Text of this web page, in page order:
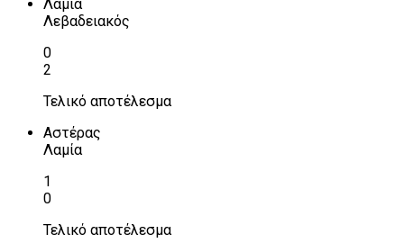
Λαμία
Λεβαδειακός
0
2
Τελικό αποτέλεσμα
Αστέρας
Λαμία
1
0
Τελικό αποτέλεσμα